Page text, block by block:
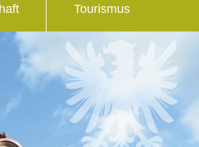
Tourismus